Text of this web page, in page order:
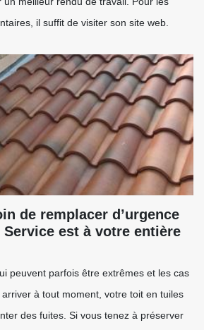
il suffit de visiter son site web.
de remplacer d’urgence
est à votre entière
peuvent parfois être extrêmes et les cas
à tout moment, votre toit en tuiles
des fuites. Si vous tenez à préserver